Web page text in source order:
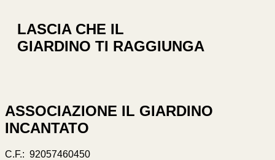
LASCIA CHE IL
GIARDINO TI RAGGIUNGA
ASSOCIAZIONE IL GIARDINO
INCANTATO
C.F.: 92057460450